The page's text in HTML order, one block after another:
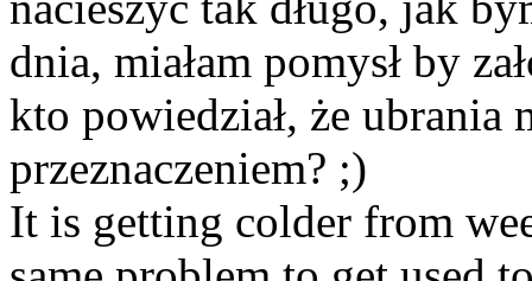
dnia, miałam pomysł by
kto powiedział, że
przeznaczeniem? ;)
It is getting colder from